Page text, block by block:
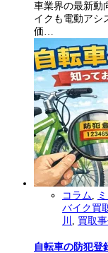
車業界の最新動
イクも電動アシ
価…
コラム,
バイク買
川 , 買取事
自転車の防犯登